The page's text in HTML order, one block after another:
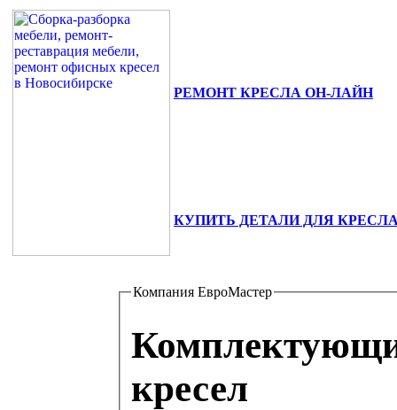
РЕМОНТ КРЕСЛА ОН-ЛАЙН
КУПИТЬ ДЕТАЛИ ДЛЯ
Компания ЕвроМастер
кресел